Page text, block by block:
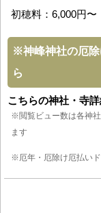
初穂料：6,000円〜
※神峰神社の厄
ら
こちらの神社・寺
※閲覧ビュー数は各神
ます
※厄年・厄除け厄払い